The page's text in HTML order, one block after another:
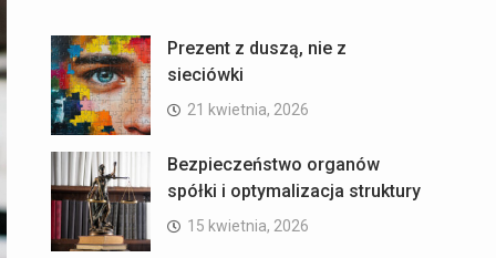
Prezent z duszą, nie z
sieciówki
21 kwietnia, 2026
Bezpieczeństwo organów
spółki i optymalizacja struktury
15 kwietnia, 2026